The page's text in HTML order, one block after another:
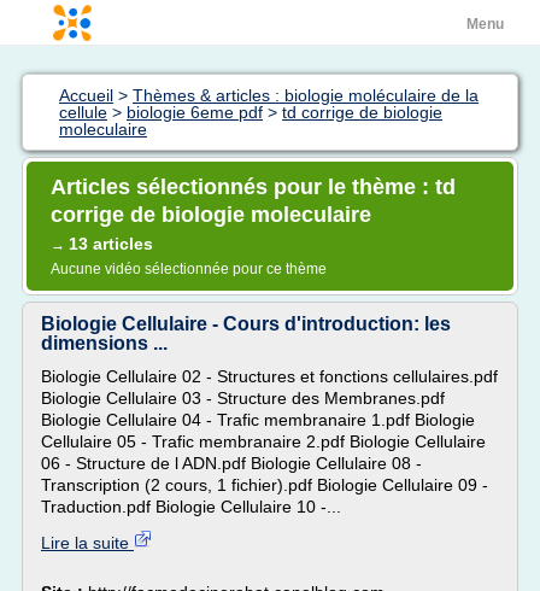
Menu
Accueil > Thèmes & articles : biologie moléculaire de la
cellule > biologie 6eme pdf > td corrige de biologie
moleculaire
Articles sélectionnés pour le thème : td
corrige de biologie moleculaire
→ 13 articles
Aucune vidéo sélectionnée pour ce thème
Biologie Cellulaire - Cours d'introduction: les
dimensions ...
Biologie Cellulaire 02 - Structures et fonctions cellulaires.pdf
Biologie Cellulaire 03 - Structure des Membranes.pdf
Biologie Cellulaire 04 - Trafic membranaire 1.pdf Biologie
Cellulaire 05 - Trafic membranaire 2.pdf Biologie Cellulaire
06 - Structure de l ADN.pdf Biologie Cellulaire 08 -
Transcription (2 cours, 1 fichier).pdf Biologie Cellulaire 09 -
Traduction.pdf Biologie Cellulaire 10 -...
Lire la suite